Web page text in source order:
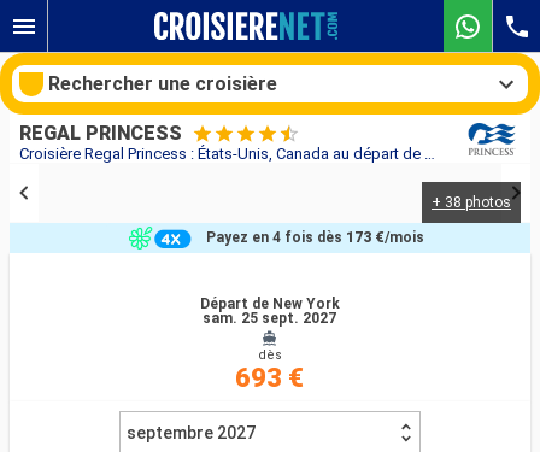
Croisière Regal Princess : États-Unis, Canada au départ de New York
REGAL PRINCESS
+ 38 photos
Départ de New York
sam. 25 sept. 2027
dès
693 €
Payez en 4 fois dès 173 €/mois
septembre 2027
Rechercher une croisière
Compagnies
Rechercher